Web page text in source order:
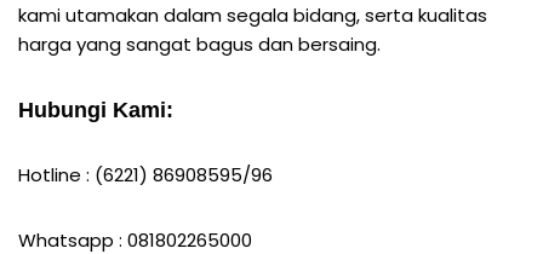
kami utamakan dalam segala bidang, serta kualitas
harga yang sangat bagus dan bersaing.
Hubungi Kami:
Hotline : (6221) 86908595/96
Whatsapp : 081802265000